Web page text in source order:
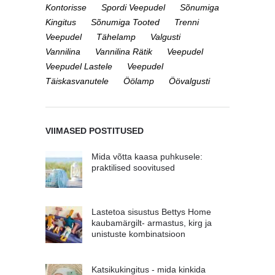
Kontorisse
Spordi Veepudel
Sõnumiga
Kingitus
Sõnumiga Tooted
Trenni
Veepudel
Tähelamp
Valgusti
Vannilina
Vannilina Rätik
Veepudel
Veepudel Lastele
Veepudel
Täiskasvanutele
Öölamp Öövalgusti
VIIMASED POSTITUSED
Mida võtta kaasa puhkusele:
praktilised soovitused
Lastetoa sisustus Bettys Home
kaubamärgilt- armastus, kirg ja
unistuste kombinatsioon
Katsikukingitus - mida kinkida